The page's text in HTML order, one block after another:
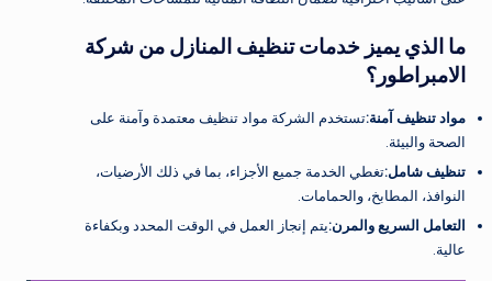
ما الذي يميز خدمات تنظيف المنازل من شركة
الامبراطور؟
مواد تنظيف آمنة:تستخدم الشركة مواد تنظيف معتمدة وآمنة على
الصحة والبيئة.
تنظيف شامل:تغطي الخدمة جميع الأجزاء، بما في ذلك الأرضيات،
النوافذ، المطابخ، والحمامات.
التعامل السريع والمرن:يتم إنجاز العمل في الوقت المحدد وبكفاءة
عالية.